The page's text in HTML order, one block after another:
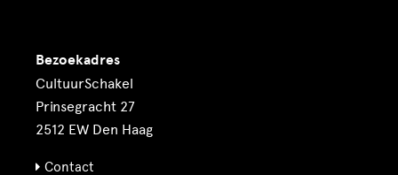
Bezoekadres
CultuurSchakel
Prinsegracht 27
2512 EW Den Haag
Contact